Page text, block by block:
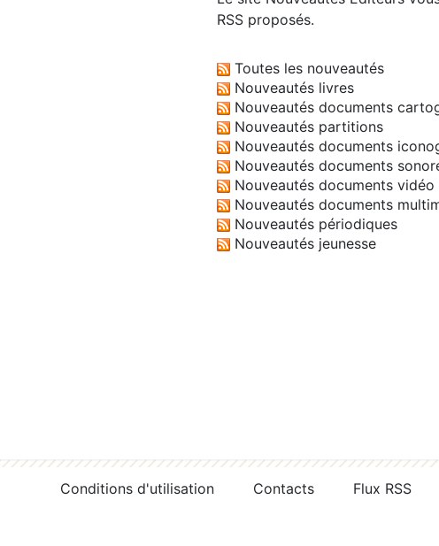
RSS proposés.
Toutes les nouveautés
Nouveautés livres
Nouveautés documents
Nouveautés partitions
Nouveautés documents
Nouveautés documents
Nouveautés documents vidéo
Nouveautés documents
Nouveautés périodiques
Nouveautés jeunesse
Conditions d'utilisation Contacts Flux RSS